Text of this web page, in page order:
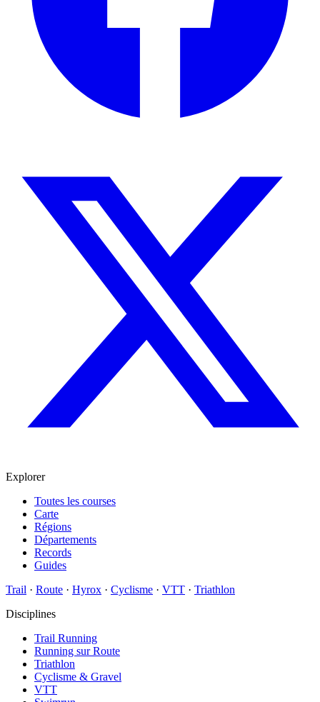
Explorer
Toutes les courses
Carte
Régions
Départements
Records
Guides
Trail · Route · Hyrox · Cyclisme · VTT · Triathlon
Disciplines
Trail Running
Running sur Route
Triathlon
Cyclisme & Gravel
VTT